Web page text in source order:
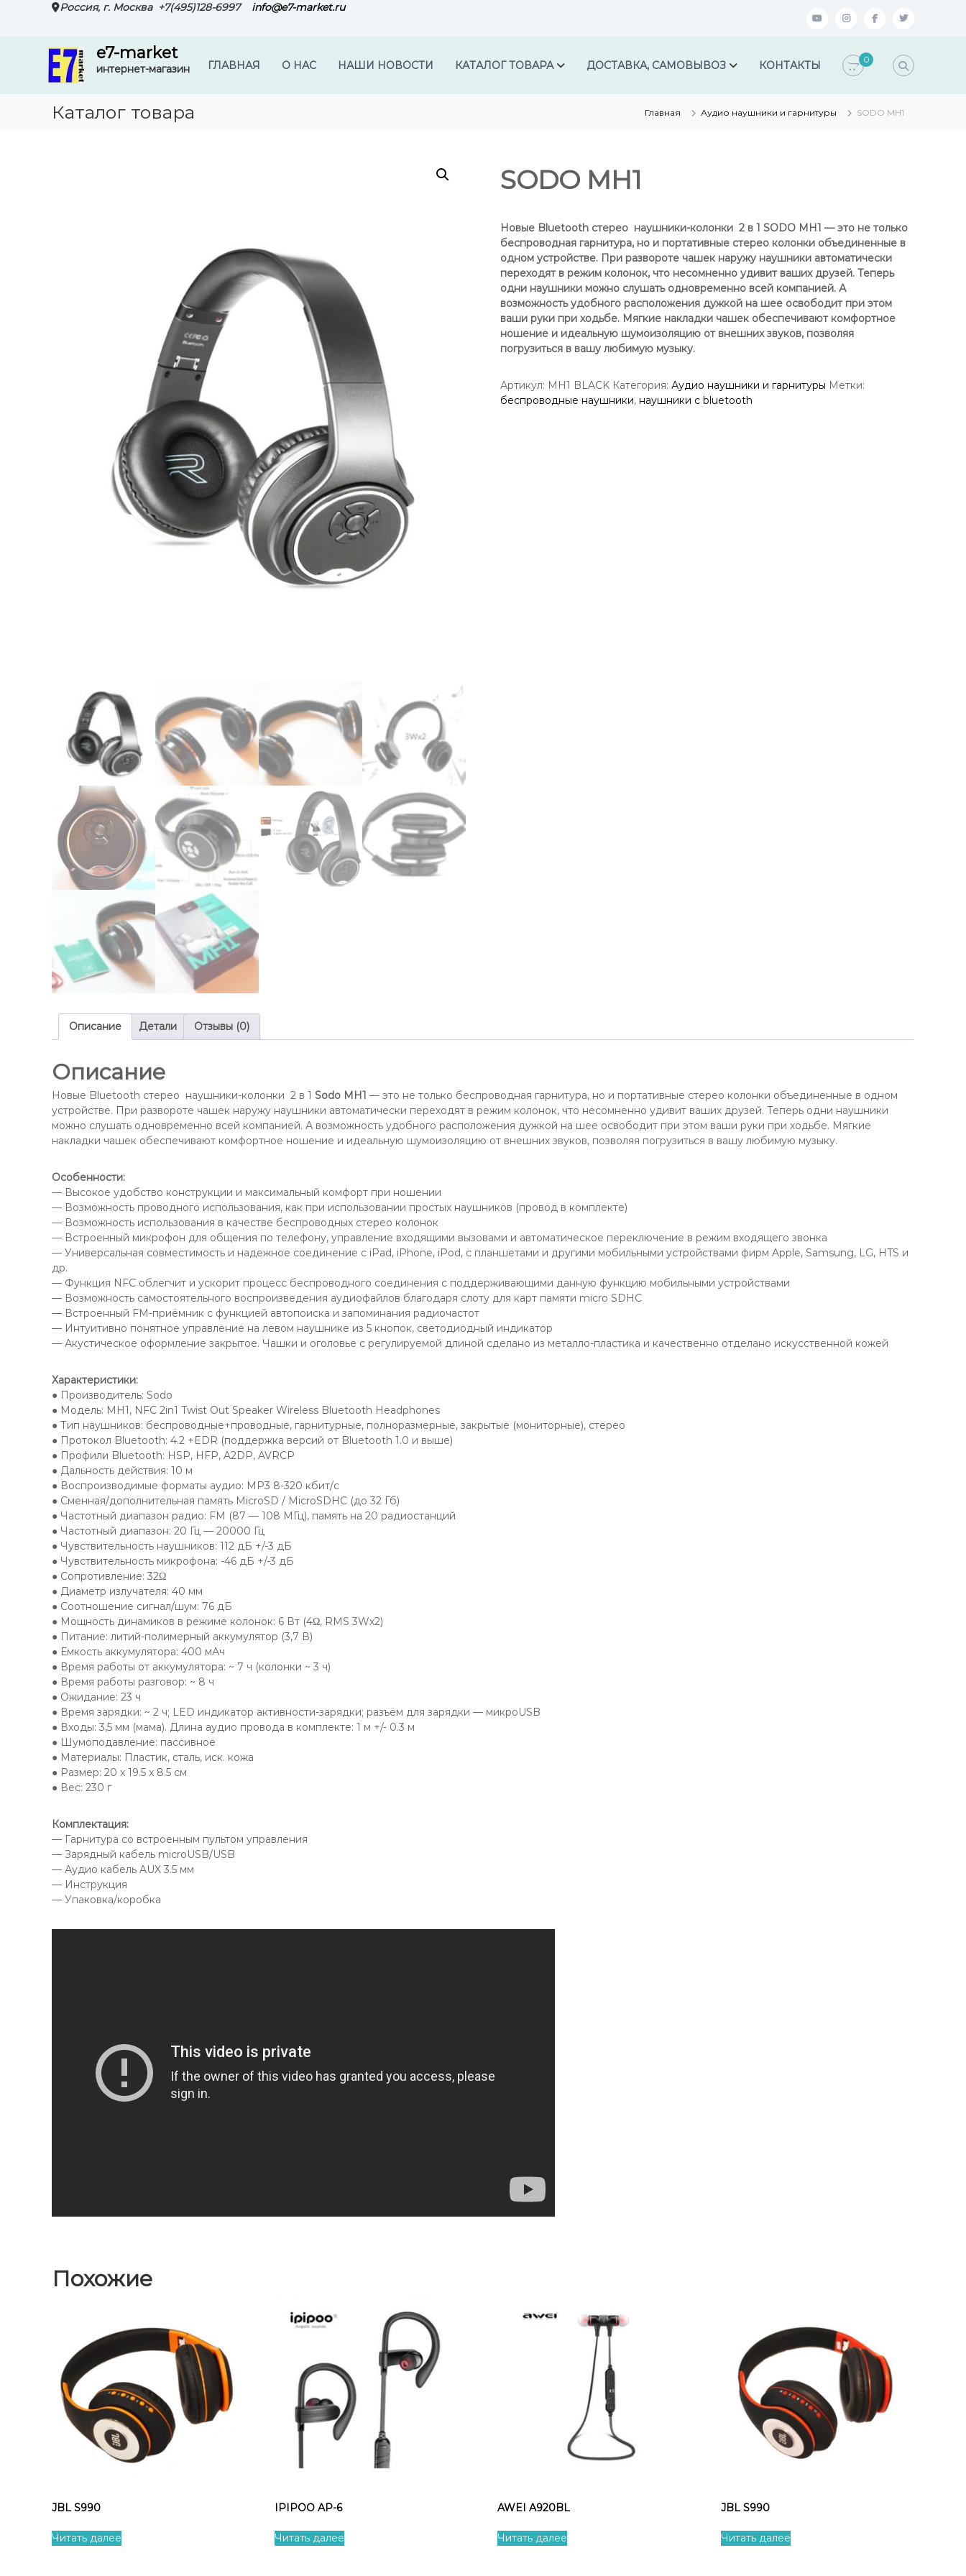
и
Россия, г. Москва +7(495)128-6997 info@e7-market.ru
y i f t
i
e7-market
интернет-магазин ГЛАВНАЯ О НАС НАШИ НОВОСТИ КАТАЛОГ ТОВАРА ДОСТАВКА, САМОВЫВОЗ КОНТАКТЫ 0
Каталог товара Главная Аудио наушники и гарнитуры SODO MH1
SODO MH1
Новые Bluetooth стерео наушники-колонки 2 в 1 SODO MH1 — это не только
беспроводная гарнитура, но и портативные стерео колонки объединенные в
одном устройстве. При развороте чашек наружу наушники автоматически
переходят в режим колонок, что несомненно удивит ваших друзей. Теперь
одни наушники можно слушать одновременно всей компанией. А
возможность удобного расположения дужкой на шее освободит при этом
ваши руки при ходьбе. Мягкие накладки чашек обеспечивают комфортное
ношение и идеальную шумоизоляцию от внешних звуков, позволяя
погрузиться в вашу любимую музыку.
Артикул: MH1 BLACK Категория: Аудио наушники и гарнитуры Метки:
беспроводные наушники, наушники с bluetooth
Описание Детали Отзывы (0)
Описание
Новые Bluetooth стерео наушники-колонки 2 в 1 Sodo MH1 — это не только беспроводная гарнитура, но и портативные стерео колонки объединенные в одном
устройстве. При развороте чашек наружу наушники автоматически переходят в режим колонок, что несомненно удивит ваших друзей. Теперь одни наушники
можно слушать одновременно всей компанией. А возможность удобного расположения дужкой на шее освободит при этом ваши руки при ходьбе. Мягкие
накладки чашек обеспечивают комфортное ношение и идеальную шумоизоляцию от внешних звуков, позволяя погрузиться в вашу любимую музыку.
Особенности:
— Высокое удобство конструкции и максимальный комфорт при ношении
— Возможность проводного использования, как при использовании простых наушников (провод в комплекте)
— Возможность использования в качестве беспроводных стерео колонок
— Встроенный микрофон для общения по телефону, управление входящими вызовами и автоматическое переключение в режим входящего звонка
— Универсальная совместимость и надежное соединение с iPad, iPhone, iPod, с планшетами и другими мобильными устройствами фирм Apple, Samsung, LG, HTS и
др.
— Функция NFC облегчит и ускорит процесс беспроводного соединения с поддерживающими данную функцию мобильными устройствами
— Возможность самостоятельного воспроизведения аудиофайлов благодаря слоту для карт памяти micro SDHC
— Встроенный FM-приёмник с функцией автопоиска и запоминания радиочастот
— Интуитивно понятное управление на левом наушнике из 5 кнопок, светодиодный индикатор
— Акустическое оформление закрытое. Чашки и оголовье с регулируемой длиной сделано из металло-пластика и качественно отделано искусственной кожей
Характеристики:
● Производитель: Sodo
● Модель: MH1, NFC 2in1 Twist Out Speaker Wireless Bluetooth Headphones
● Тип наушников: беспроводные+проводные, гарнитурные, полноразмерные, закрытые (мониторные), стерео
● Протокол Bluetooth: 4.2 +EDR (поддержка версий от Bluetooth 1.0 и выше)
● Профили Bluetooth: HSP, HFP, A2DP, AVRCP
● Дальность действия: 10 м
● Воспроизводимые форматы аудио: MP3 8-320 кбит/с
● Сменная/дополнительная память MicroSD / MicroSDHC (до 32 Гб)
● Частотный диапазон радио: FM (87 — 108 МГц), память на 20 радиостанций
● Частотный диапазон: 20 Гц — 20000 Гц
● Чувствительность наушников: 112 дБ +/-3 дБ
● Чувствительность микрофона: -46 дБ +/-3 дБ
● Сопротивление: 32Ω
● Диаметр излучателя: 40 мм
● Соотношение сигнал/шум: 76 дБ
● Мощность динамиков в режиме колонок: 6 Вт (4Ω, RMS 3Wх2)
● Питание: литий-полимерный аккумулятор (3,7 В)
● Емкость аккумулятора: 400 мАч
● Время работы от аккумулятора: ~ 7 ч (колонки ~ 3 ч)
● Время работы разговор: ~ 8 ч
● Ожидание: 23 ч
● Время зарядки: ~ 2 ч; LED индикатор активности-зарядки; разъём для зарядки — микроUSB
● Входы: 3,5 мм (мама). Длина аудио провода в комплекте: 1 м +/- 0.3 м
● Шумоподавление: пассивное
● Материалы: Пластик, сталь, иск. кожа
● Размер: 20 х 19.5 x 8.5 см
● Вес: 230 г
Комплектация:
— Гарнитура со встроенным пультом управления
— Зарядный кабель microUSB/USB
— Аудио кабель AUX 3.5 мм
— Инструкция
— Упаковка/коробка
Похожие
JBL S990
Читать далее
IPIPOO AP-6
Читать далее
AWEI A920BL
Читать далее
JBL S990
Читать далее